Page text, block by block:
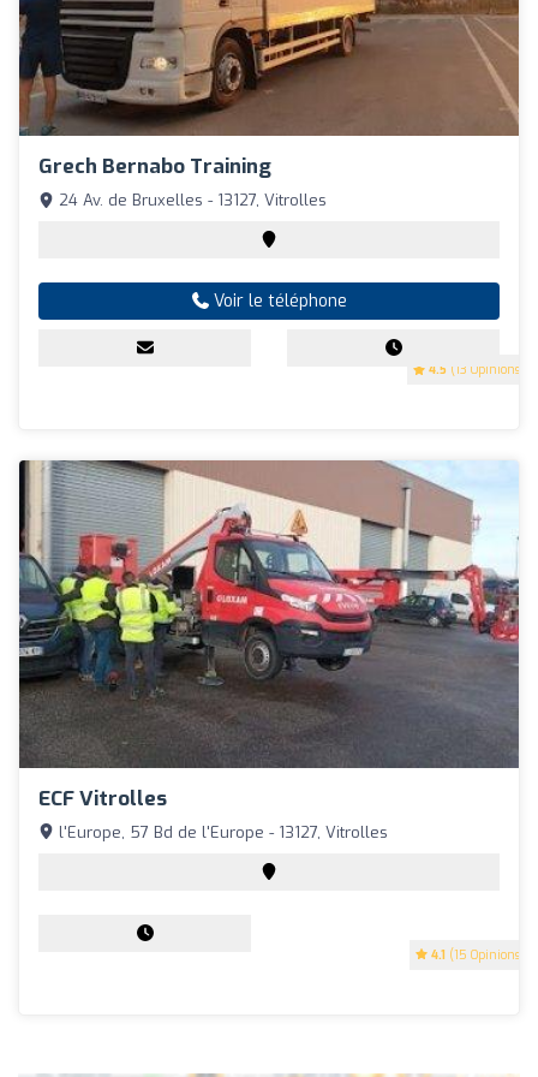
Grech Bernabo Training
4.5 (13 Opinions)
24 Av. de Bruxelles - 13127, Vitrolles
Voir le téléphone
ECF Vitrolles
4.1 (15 Opinions)
l'Europe, 57 Bd de l'Europe - 13127, Vitrolles